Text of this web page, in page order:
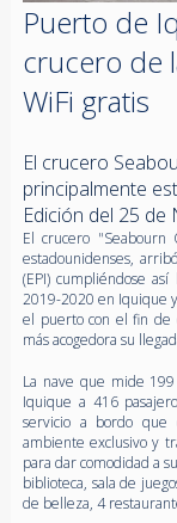
Puerto de
crucero de
WiFi gratis
El crucero
principalmente
Edición del 25 de
El crucero
estadounidenses,
(EPI) cumpliéndose
2019-2020 en Iquique
el puerto con el fin de
más acogedora su
La nave que mide
Iquique a 416
servicio a bordo que
ambiente exclusivo y
para dar comodidad a
biblioteca, sala de
de belleza, 4